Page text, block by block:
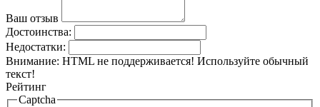
Ваш отзыв
Достоинства:
Недостатки:
Внимание: HTML не поддерживается! Используйте обычный
текст!
Рейтинг
Captcha